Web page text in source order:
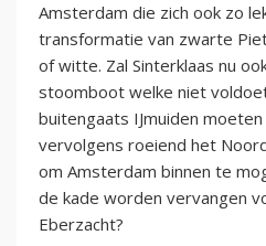
Amsterdam die zich ook zo
transformatie van zwarte
of witte. Zal Sinterklaas nu
stoomboot welke niet
buitengaats IJmuiden
vervolgens roeiend het
om Amsterdam binnen te
de kade worden vervangen
Eberzacht?